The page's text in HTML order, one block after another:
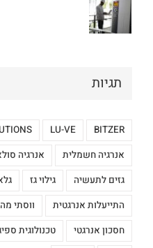
תגיות
BITZER
LU-VE
אנרגיה חשמלית
אנרגיה
גזים לתעשיה
גילוי גז
התייעלות אנרגטית
ווסתי
חסכון אנרגטי
טכנולוגית